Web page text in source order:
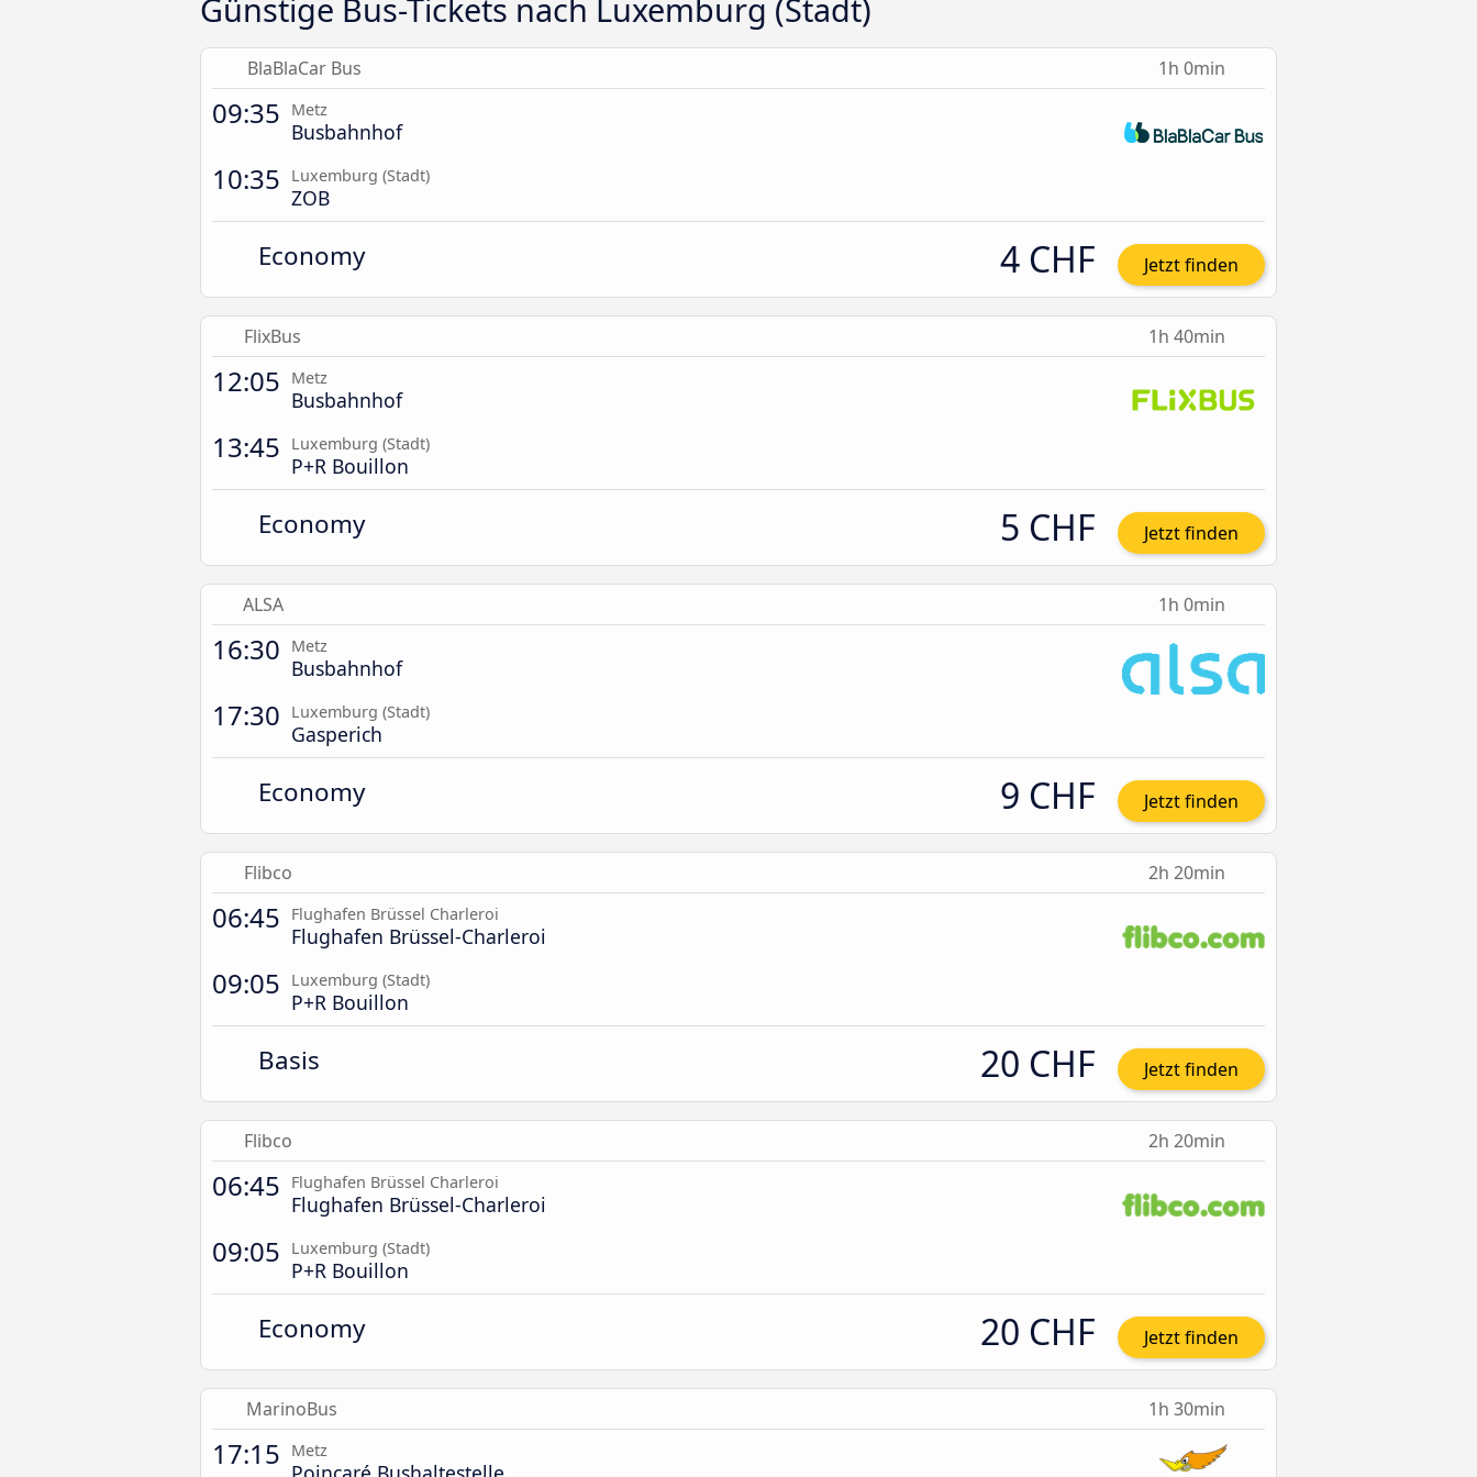
Günstige Bus-Tickets nach Luxemburg (Stadt)
BlaBlaCar Bus 1h 0min
09:35 Metz
Busbahnhof
10:35 Luxemburg (Stadt)
ZOB
Economy 4 CHF Jetzt finden
FlixBus 1h 40min
12:05 Metz
Busbahnhof
13:45 Luxemburg (Stadt)
P+R Bouillon
Economy 5 CHF Jetzt finden
ALSA 1h 0min
16:30 Metz
Busbahnhof
17:30 Luxemburg (Stadt)
Gasperich
Economy 9 CHF Jetzt finden
Flibco 2h 20min
06:45 Flughafen Brüssel Charleroi
Flughafen Brüssel-Charleroi
09:05 Luxemburg (Stadt)
P+R Bouillon
Basis 20 CHF Jetzt finden
Flibco 2h 20min
06:45 Flughafen Brüssel Charleroi
Flughafen Brüssel-Charleroi
09:05 Luxemburg (Stadt)
P+R Bouillon
Economy 20 CHF Jetzt finden
MarinoBus 1h 30min
17:15 Metz